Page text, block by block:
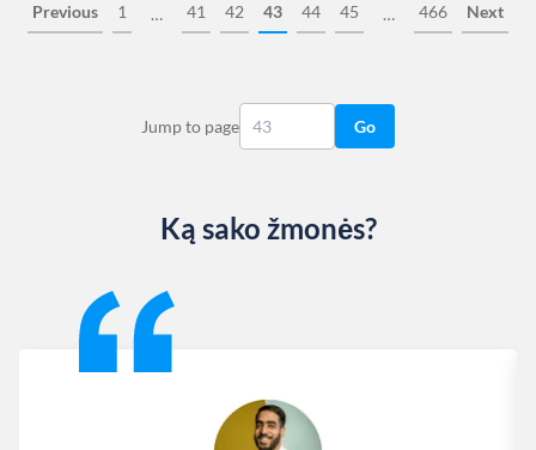
Previous 1 … 41 42 43 44 45 … 466 Next
Jump to page Go
Ką sako žmonės?